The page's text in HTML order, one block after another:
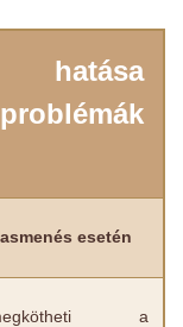
esetén
a